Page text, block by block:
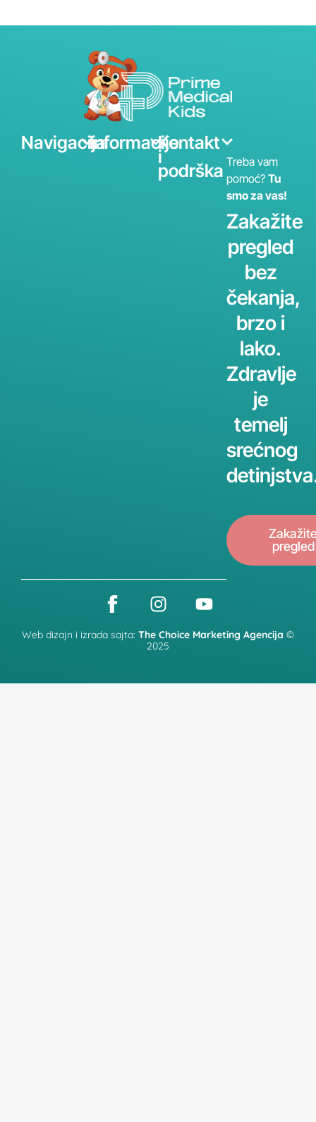
NavigacijaInformacijeKontakt
i
podrška Treba vam
pomoć? Tu
smo za vas!
Zakažite
pregled
bez
čekanja,
brzo i
lako.
Zdravlje
je
temelj
srećnog
pregled
Web dizajn i izrada sajta: The Choice Marketing Agencija ©
2025